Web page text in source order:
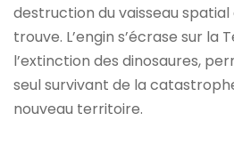
destruction du vaisseau spatial
trouve. L’engin s’écrase sur la
l’extinction des dinosaures,
seul survivant de la
nouveau territoire.